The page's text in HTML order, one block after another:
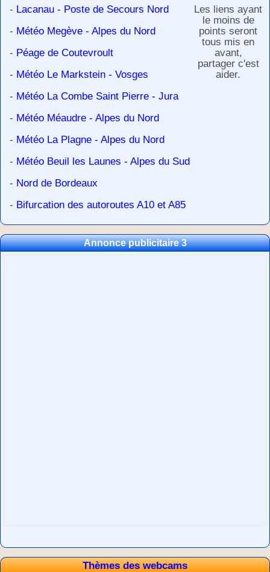
- Lacanau - Poste de Secours Nord
- Météo Megève - Alpes du Nord
- Péage de Coutevroult
- Météo Le Markstein - Vosges
- Météo La Combe Saint Pierre - Jura
- Météo Méaudre - Alpes du Nord
- Météo La Plagne - Alpes du Nord
- Météo Beuil les Launes - Alpes du Sud
- Nord de Bordeaux
- Bifurcation des autoroutes A10 et A85
Les liens ayant
le moins de
points seront
tous mis en
avant,
partager c'est
aider.
Annonce publicitaire 3
Thèmes des webcams